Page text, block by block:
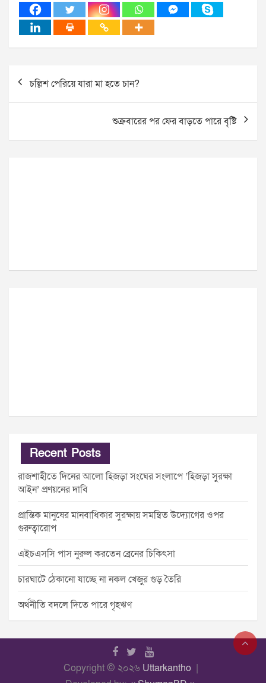
Post
navigation
চল্লিশ পেরিয়ে যারা মা হতে চান?
শুক্রবারের পর ফের বাড়তে পারে বৃষ্টি
Recent Posts
রাজশাহীতে দিনের আলো হিজড়া সংঘের সংলাপে ‘হিজড়া সুরক্ষা
আইন’ প্রণয়নের দাবি
প্রান্তিক মানুষের মানবাধিকার সুরক্ষায় সমন্বিত উদ্যোগের ওপর
গুরুত্বারোপ
এইচএসসি পাস নুরুল করতেন ব্রেনের চিকিৎসা
চারঘাটে ঠেকানো যাচ্ছে না নকল খেজুর গুড় তৈরি
অর্থনীতি বদলে দিতে পারে গৃহঋণ
Copyright © ২০২৬ Uttarkantho